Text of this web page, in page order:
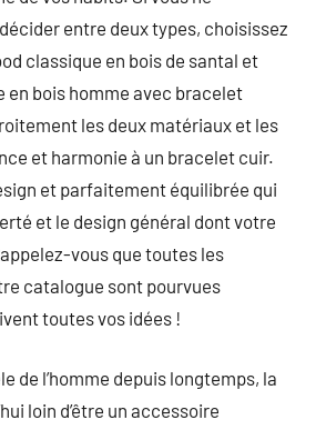
entre deux types, choisissez
classique en bois de santal et
en bois homme avec bracelet
les deux matériaux et les
et harmonie à un bracelet cuir.
et parfaitement équilibrée qui
et le design général dont votre
vous que toutes les
catalogue sont pourvues
toutes vos idées !
de l’homme depuis longtemps, la
loin d’être un accessoire